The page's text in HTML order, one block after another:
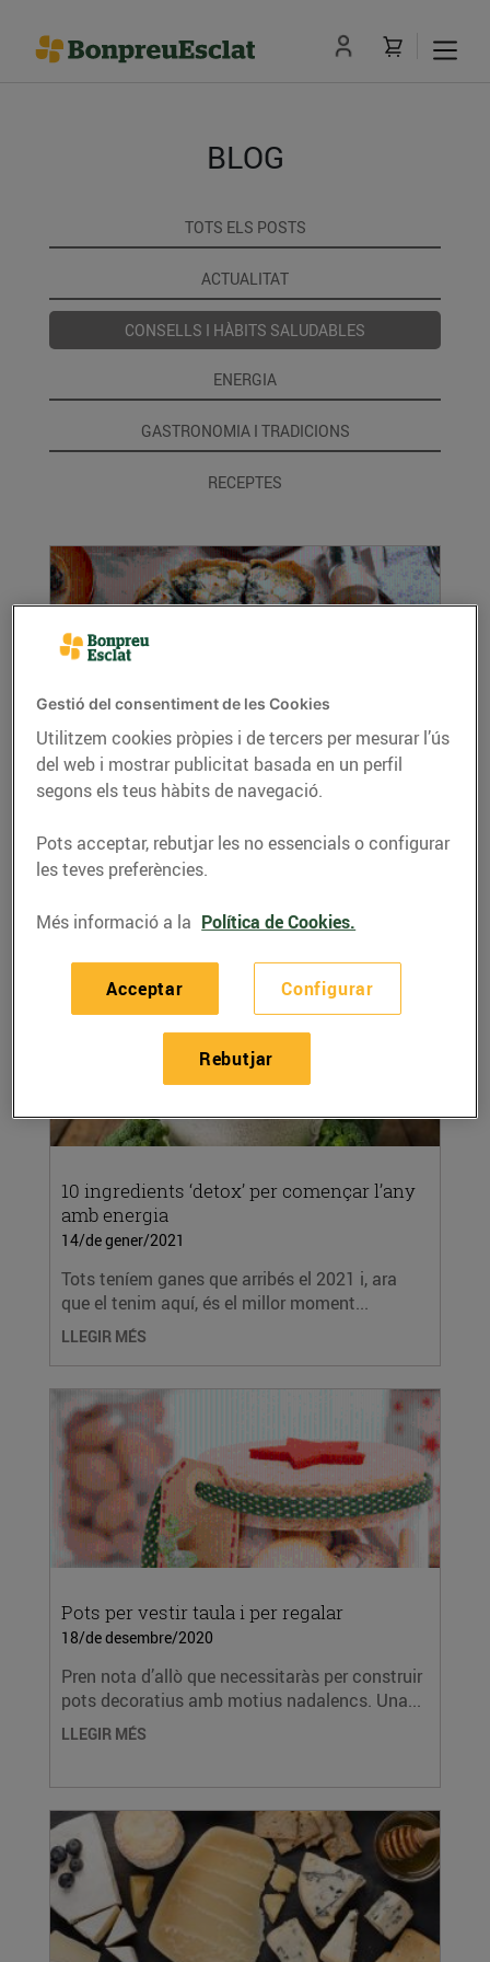
BLOG
TOTS ELS POSTS
ACTUALITAT
CONSELLS I HÀBITS SALUDABLES
ENERGIA
GASTRONOMIA I TRADICIONS
RECEPTES
Menjar verdures és divertit!
05/de febrer/2021
Hi ha vida més enllà de la verdura bullida amb
patata o feta al vapor! Cada vegada volem
menjar...
LLEGIR MÉS
10 ingredients ‘detox’ per començar l’any
amb energia
14/de gener/2021
Tots teníem ganes que arribés el 2021 i, ara
que el tenim aquí, és el millor moment...
LLEGIR MÉS
Pots per vestir taula i per regalar
18/de desembre/2020
Pren nota d’allò que necessitaràs per construir
pots decoratius amb motius nadalencs. Una...
LLEGIR MÉS
Gestió del consentiment de les Cookies
Utilitzem cookies pròpies i de tercers per mesurar l’ús
del web i mostrar publicitat basada en un perfil
segons els teus hàbits de navegació.
Pots acceptar, rebutjar les no essencials o configurar
les teves preferències.
Més informació a la Política de Cookies.
Configurar
Rebutjar
Acceptar